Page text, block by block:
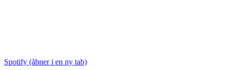
Spotify (åbner i en ny tab)